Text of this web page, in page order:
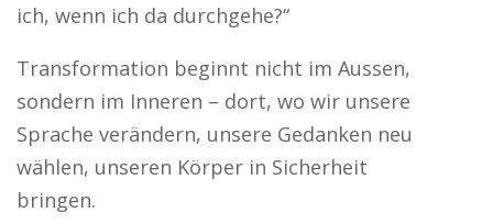
ich, wenn ich da durchgehe?“
Transformation beginnt nicht im Aussen,
sondern im Inneren – dort, wo wir unsere
Sprache verändern, unsere Gedanken neu
wählen, unseren Körper in Sicherheit
bringen.